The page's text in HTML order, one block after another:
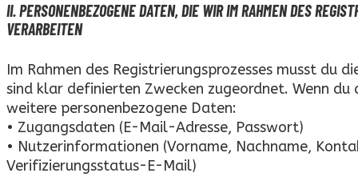
II. PERSONENBEZOGENE DATEN, DIE WIR IM RAHMEN DES
ERARBEITEN
Im Rahmen des Registrierungsprozesses musst
sind klar definierten Zwecken zugeordnet. Wenn
weitere personenbezogene Daten:
• Zugangsdaten (E-Mail-Adresse, Passwort)
• Nutzerinformationen (Vorname, Nachname,
Verifizierungsstatus-E-Mail)